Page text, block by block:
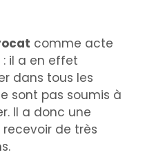
comme acte
il a en effet
dans tous les
sont pas soumis à
Il a donc une
de très